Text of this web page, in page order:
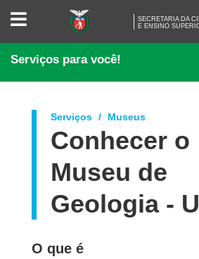
SECRETARIA
CIÊNCIA,
TECNOLOGIA
E
ENSINO
SECRETARIA DA
E ENSINO
Serviços para você!
Serviços Museus
Conhecer o
Museu de
Geologia -
O que é